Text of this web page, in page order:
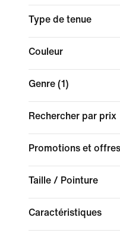
Type de tenue
Couleur
Genre (1)
Rechercher par prix
Promotions et offres
Taille / Pointure
Caractéristiques